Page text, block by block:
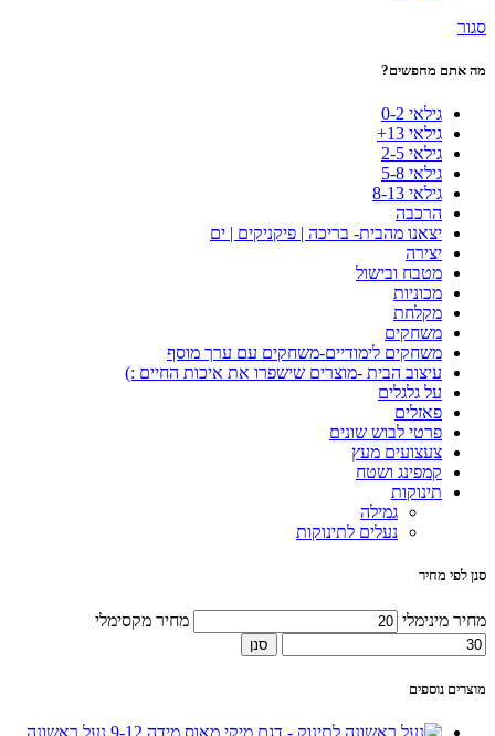
סגור
מה אתם מחפשים?
גילאי 0-2
גילאי 13+
גילאי 2-5
גילאי 5-8
גילאי 8-13
הרכבה
יצאנו מהבית- בריכה | פיקניקים | ים
יצירה
מטבח ובישול
מכוניות
מקלחת
משחקים
משחקים לימודיים-משחקים עם ערך מוסף
עיצוב הבית -מוצרים שישפרו את איכות החיים :)
על גלגלים
פאזלים
פרטי לבוש שונים
צעצועים מעץ
קמפינג ושטח
תינוקות
גמילה
נעלים לתינוקות
סנן לפי מחיר
מחיר מינימלי מחיר מקסימלי
סנן
מוצרים נוספים
נעל ראשונה